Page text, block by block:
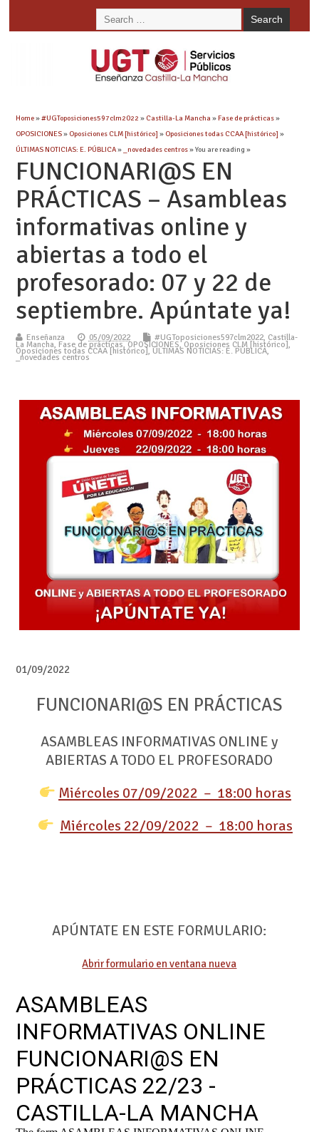
Home»#UGToposiciones597clm2022 » Castilla-La Mancha »Fase de prácticas»
OPOSICIONES» Oposiciones CLM [histórico] » Oposiciones todas CCAA [histórico] »
ÚLTIMAS NOTICIAS: E. PÚBLICA» _novedades centros» You are reading »
FUNCIONARI@S EN
PRÁCTICAS – Asambleas
informativas online y
abiertas a todo el
profesorado: 07 y 22 de
septiembre. Apúntate ya!
Enseñanza 05/09/2022 #UGToposiciones597clm2022, Castilla-
La Mancha, Fase de prácticas,OPOSICIONES, Oposiciones CLM [histórico],
Oposiciones todas CCAA [histórico], ÚLTIMAS NOTICIAS: E. PÚBLICA,
_novedades centros
01/09/2022
FUNCIONARI@S EN PRÁCTICAS
ASAMBLEAS INFORMATIVAS ONLINE y
ABIERTAS A TODO EL PROFESORADO
Miércoles 07/09/2022 – 18:00 horas
Miércoles 22/09/2022 – 18:00 horas
APÚNTATE EN ESTE FORMULARIO:
Abrir formulario en ventana nueva